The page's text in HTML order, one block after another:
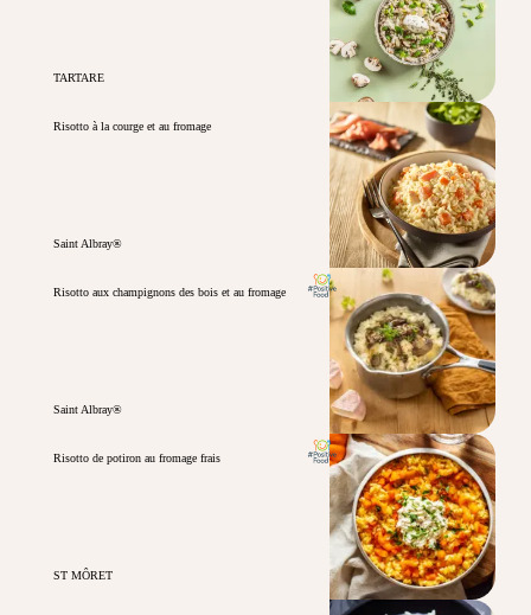
TARTARE
Risotto à la courge et au fromage
Saint Albray®
Risotto aux champignons des bois et au fromage
Saint Albray®
Risotto de potiron au fromage frais
ST MÔRET